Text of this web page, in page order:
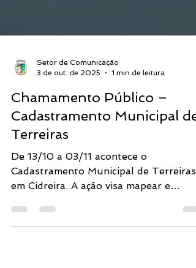
3 de out. de 2025
1 min de leitura
Chamamento Público –
Cadastramento Municipal de
Terreiras
De 13/10 a 03/11 acontece o
Cadastramento Municipal de Terreiras
em Cidreira. A ação visa mapear e